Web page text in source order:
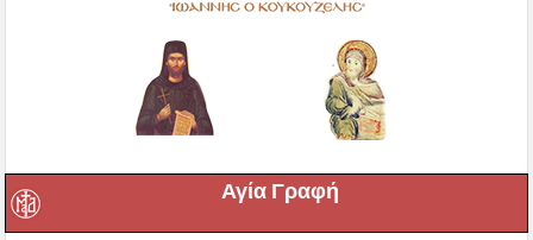
Αγία Γραφή